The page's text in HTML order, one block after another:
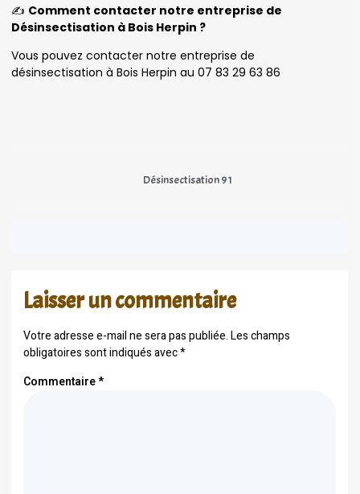
✍️ Comment contacter notre entreprise de
Désinsectisation à Bois Herpin ?
Vous pouvez contacter notre entreprise de
désinsectisation à Bois Herpin au 07 83 29 63 86
Désinsectisation 91
Laisser un commentaire
Votre adresse e-mail ne sera pas publiée.Les champs
obligatoires sont indiqués avec*
Commentaire*